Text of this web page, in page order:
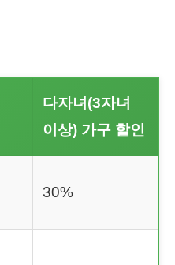
다자녀(3자녀
이상) 가구 할인
30%